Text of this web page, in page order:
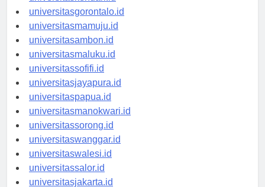
universitaskendari.id
universitasgorontalo.id
universitasmamuju.id
universitasambon.id
universitasmaluku.id
universitassofifi.id
universitasjayapura.id
universitaspapua.id
universitasmanokwari.id
universitassorong.id
universitaswanggar.id
universitaswalesi.id
universitassalor.id